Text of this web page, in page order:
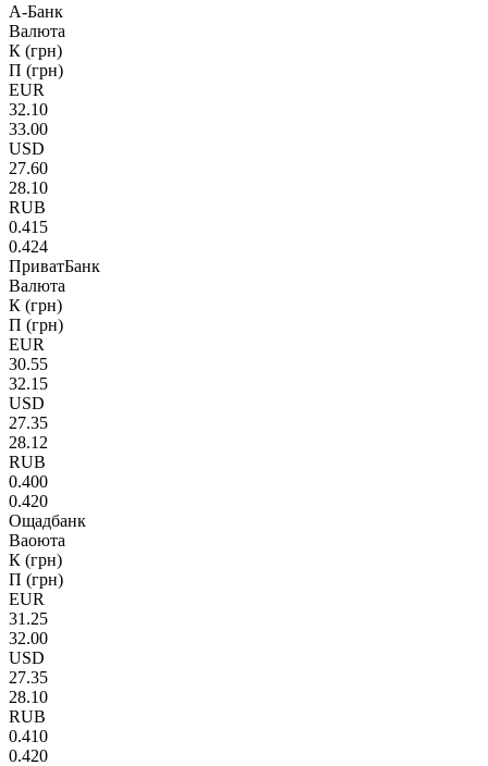
А-Банк
Валюта
К (грн)
П (грн)
EUR
32.10
33.00
USD
27.60
28.10
RUB
0.415
0.424
ПриватБанк
Валюта
К (грн)
П (грн)
EUR
30.55
32.15
USD
27.35
28.12
RUB
0.400
0.420
Ощадбанк
Ваоюта
К (грн)
П (грн)
EUR
31.25
32.00
USD
27.35
28.10
RUB
0.410
0.420